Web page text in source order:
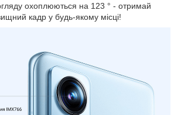
охоплюються на 123 ° - отримай
кадр у будь-якому місці!